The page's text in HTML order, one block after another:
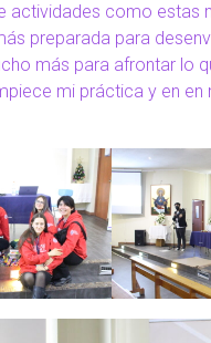
actividades como estas
preparada para
más para afrontar lo
mi práctica y en en